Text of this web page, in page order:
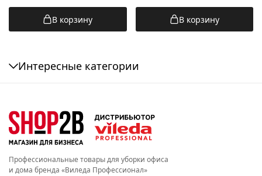
В корзину В корзину
Интересные категории
Профессиональные товары для уборки офиса
и дома бренда «Виледа Профессионал»